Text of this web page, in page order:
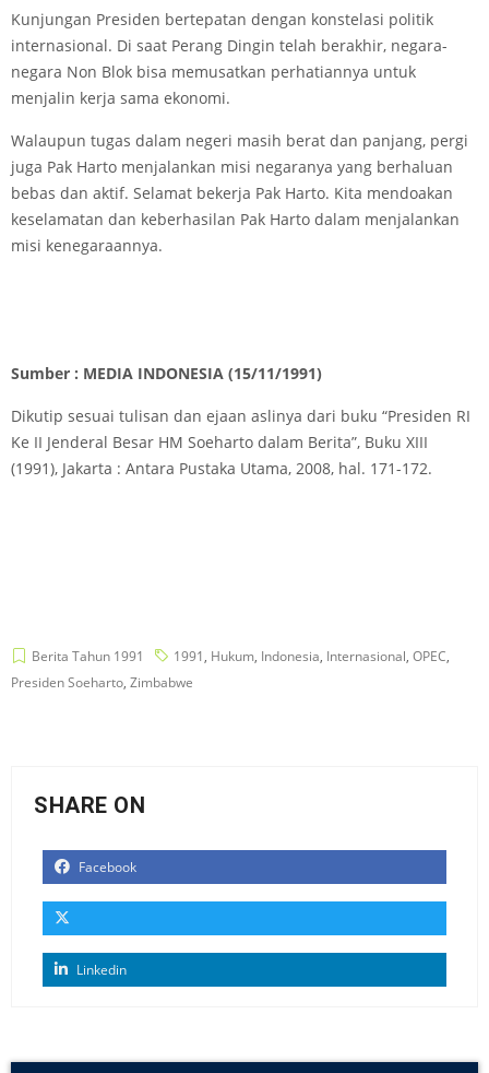
Kunjungan Presiden bertepatan dengan konstelasi politik
internasional. Di saat Perang Dingin telah berakhir, negara-
negara Non Blok bisa memusatkan perhatiannya untuk
menjalin kerja sama ekonomi.
Walaupun tugas dalam negeri masih berat dan panjang, pergi
juga Pak Harto menjalankan misi negaranya yang berhaluan
bebas dan aktif. Selamat bekerja Pak Harto. Kita mendoakan
keselamatan dan keberhasilan Pak Harto dalam menjalankan
misi kenegaraannya.
Sumber : MEDIA INDONESIA (15/11/1991)
Dikutip sesuai tulisan dan ejaan aslinya dari buku “Presiden RI
Ke II Jenderal Besar HM Soeharto dalam Berita”, Buku XIII
(1991), Jakarta : Antara Pustaka Utama, 2008, hal. 171-172.
Berita Tahun 1991 1991, Hukum, Indonesia, Internasional, OPEC,
Presiden Soeharto, Zimbabwe
SHARE ON
Facebook
Linkedin